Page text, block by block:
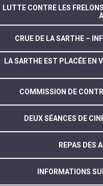
LUTTE CONTRE LES
CRUE DE LA SARTHE –
LA SARTHE EST PLACÉE EN
COMMISSION DE
DEUX SÉANCES DE
REPAS DES
INFORMATIONS